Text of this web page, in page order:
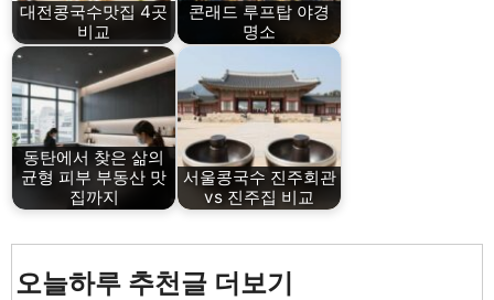
대전콩국수맛집 4곳
비교
콘래드 루프탑 야경
명소
동탄에서 찾은 삶의
균형 피부 부동산 맛
집까지
서울콩국수 진주회관
vs 진주집 비교
오늘하루 추천글 더보기